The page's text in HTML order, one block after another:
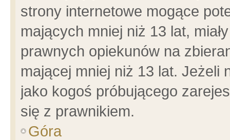
strony internetowe mogące
mających mniej niż 13 lat,
prawnych opiekunów na
mającej mniej niż 13 lat. Jeżeli
jako kogoś próbującego
się z prawnikiem.
Góra